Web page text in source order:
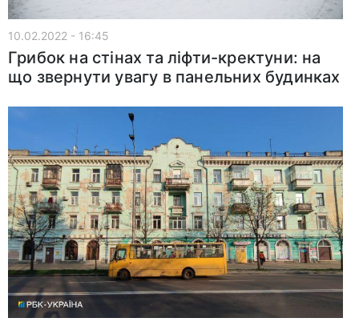
10.02.2022 - 16:45
Грибок на стінах та ліфти-кректуни: на
що звернути увагу в панельних будинках